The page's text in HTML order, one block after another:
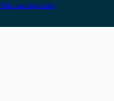
Mis suscripciones